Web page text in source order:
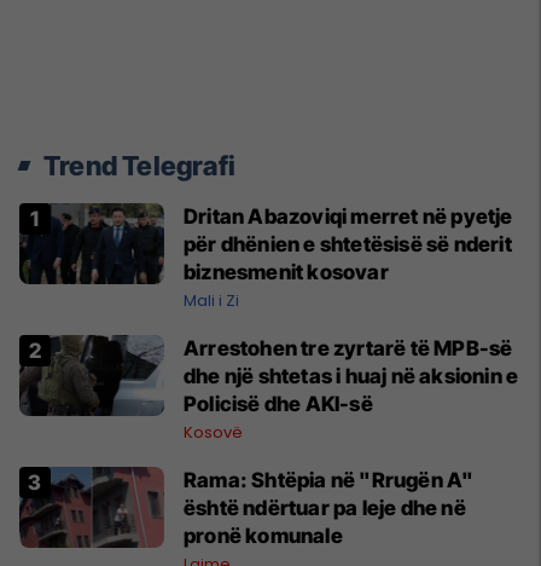
Trend Telegrafi
Dritan Abazoviqi merret në pyetje
për dhënien e shtetësisë së nderit
biznesmenit kosovar
Mali i Zi
Arrestohen tre zyrtarë të MPB-së
dhe një shtetas i huaj në aksionin e
Policisë dhe AKI-së
Kosovë
Rama: Shtëpia në "Rrugën A"
është ndërtuar pa leje dhe në
pronë komunale